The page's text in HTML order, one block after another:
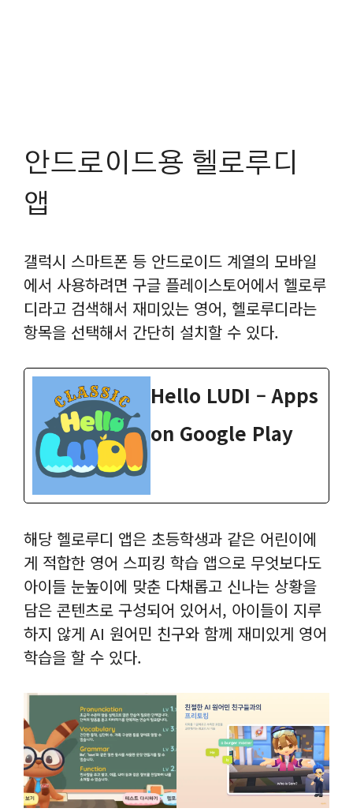
안드로이드용 헬로루디
앱
갤럭시 스마트폰 등 안드로이드 계열의 모바일
에서 사용하려면 구글 플레이스토어에서 헬로루
디라고 검색해서 재미있는 영어, 헬로루디라는
항목을 선택해서 간단히 설치할 수 있다.
Hello LUDI – Apps
on Google Play
해당 헬로루디 앱은 초등학생과 같은 어린이에
게 적합한 영어 스피킹 학습 앱으로 무엇보다도
아이들 눈높이에 맞춘 다채롭고 신나는 상황을
담은 콘텐츠로 구성되어 있어서, 아이들이 지루
하지 않게 AI 원어민 친구와 함께 재미있게 영어
학습을 할 수 있다.